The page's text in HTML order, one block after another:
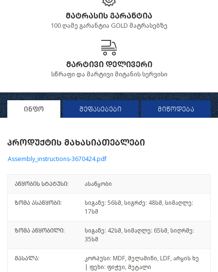
მატრასის გარანტია
100 ღამე გარანტია GOLD მატრასებზე
მარტივი დელივერი
სწრაფი და მარტივი მიტანის სერვისი
ინფო შეფასებები მიწოდება
პროდუქტის მახასიათებლები
Assembly_instructions-3670424.pdf
აწყობის სტატუსი: ასაწყობი
ზომა ასაწყობი:
სიგანე: 56სმ, სიგრძე: 48სმ, სიმაღლე:
17სმ
ზომა აწყობილი:
სიგანე: 42სმ, სიმაღლე: 65სმ, სიღრმე:
35სმ
მასალა:
კორპუსი: MDF, მელამინი, LDF, არყის ხე
| ფეხი: ფიჭვი, მეტალი